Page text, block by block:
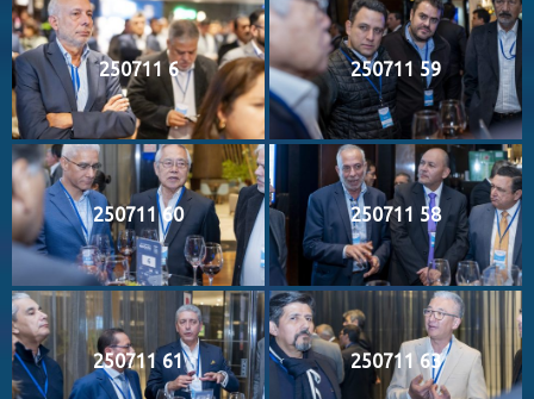
250711 6 250711 59
250711 60 250711 58
250711 61 250711 63